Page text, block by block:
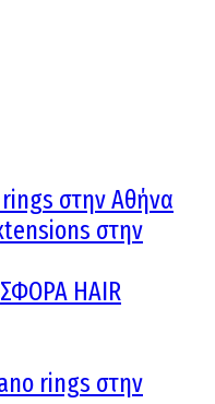
στην Αθήνα
στην
HAIR
rings στην